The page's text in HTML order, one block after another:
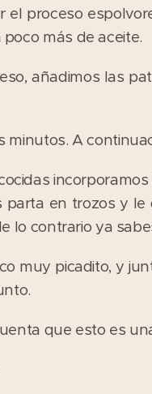
el proceso
más de aceite.
añadimos las
minutos. A
parta en trozos y
lo contrario ya
muy picadito, y
que esto es